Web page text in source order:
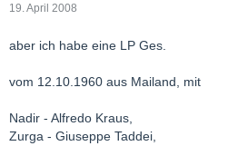
19. April 2008
aber ich habe eine LP Ges.
vom 12.10.1960 aus Mailand, mit
Nadir - Alfredo Kraus,
Zurga - Giuseppe Taddei,